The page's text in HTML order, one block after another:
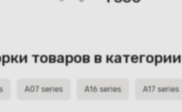
товаров в категории
A07 series A16 series A17 series